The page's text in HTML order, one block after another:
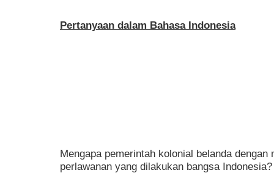
Pertanyaan dalam Bahasa Indonesia
Mengapa pemerintah kolonial belanda
perlawanan yang dilakukan bangsa Indonesia?